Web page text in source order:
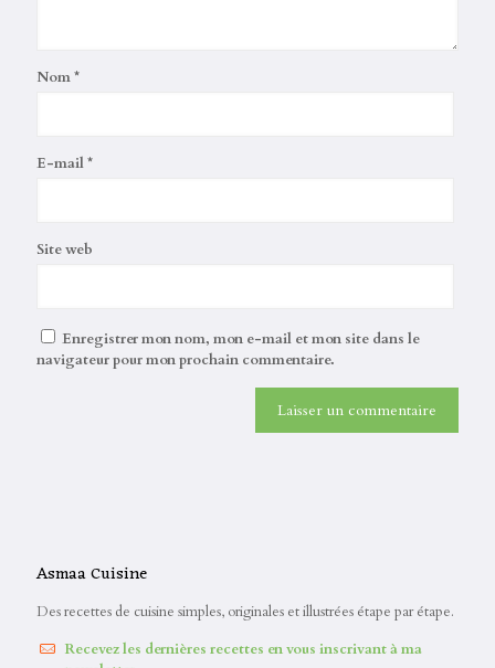
Nom*
E-mail*
Site web
Enregistrer mon nom, mon e-mail et mon site dans le
navigateur pour mon prochain commentaire.
Asmaa Cuisine
Des recettes de cuisine simples, originales et illustrées étape par étape.
Recevez les dernières recettes en vous inscrivant à ma